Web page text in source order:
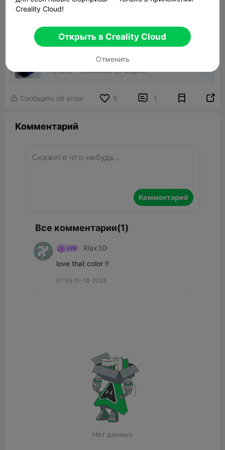
pen holder Paw Print
179.52KB Связанные 3D модели
 Сообщить об этом 5  1 
Комментарий
Комментарий
Все комментарии(1)
Rlax3D
love that color !!
07:55 11-18-2025
Нет данных
Creality Cloud!
Открыть в Creality Cloud
Отменить